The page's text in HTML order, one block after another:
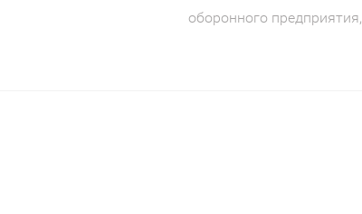
оборонного предприятия,